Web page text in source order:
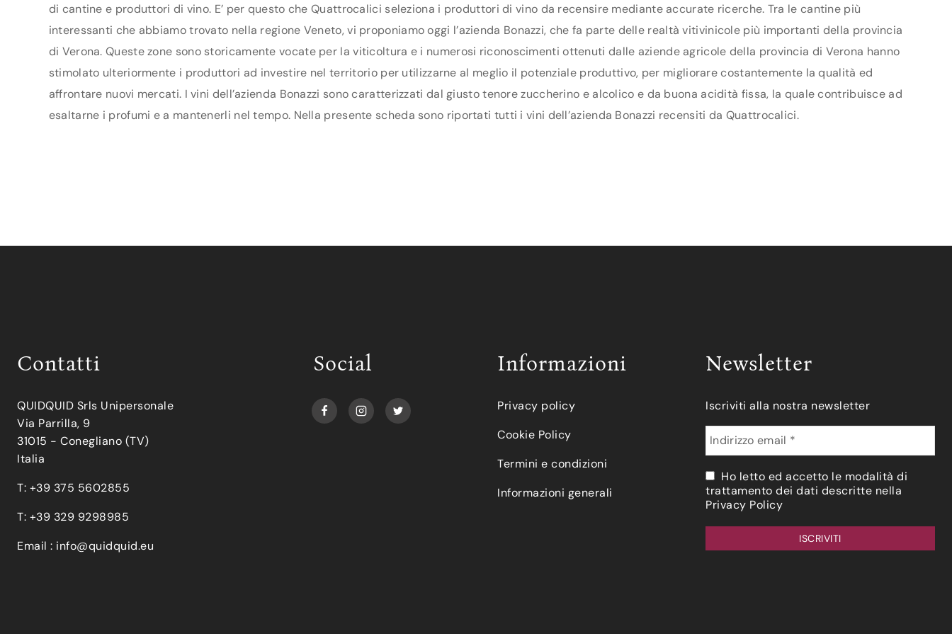
di cantine e produttori di vino. E’ per questo che Quattrocalici seleziona i produttori di vino da recensire mediante accurate ricerche. Tra le cantine più
interessanti che abbiamo trovato nella regione Veneto, vi proponiamo oggi l’azienda Bonazzi, che fa parte delle realtà vitivinicole più importanti della provincia
di Verona. Queste zone sono storicamente vocate per la viticoltura e i numerosi riconoscimenti ottenuti dalle aziende agricole della provincia di Verona hanno
stimolato ulteriormente i produttori ad investire nel territorio per utilizzarne al meglio il potenziale produttivo, per migliorare costantemente la qualità ed
affrontare nuovi mercati. I vini dell’azienda Bonazzi sono caratterizzati dal giusto tenore zuccherino e alcolico e da buona acidità fissa, la quale contribuisce ad
esaltarne i profumi e a mantenerli nel tempo. Nella presente scheda sono riportati tutti i vini dell’azienda Bonazzi recensiti da Quattrocalici.
Contatti
QUIDQUID Srls Unipersonale
Via Parrilla, 9
31015 - Conegliano (TV)
Italia
T: +39 375 5602855
T: +39 329 9298985
Email : info@quidquid.eu
Social Informazioni
Privacy policy
Cookie Policy
Termini e condizioni
Informazioni generali
Newsletter
Iscriviti alla nostra newsletter
Ho letto ed accetto le modalità di
trattamento dei dati descritte nella
Privacy Policy